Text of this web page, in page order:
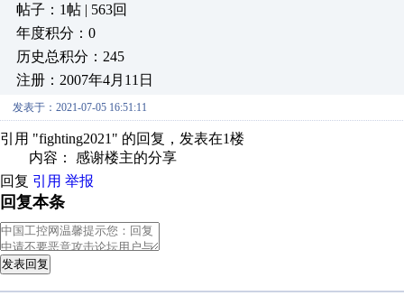
帖子：1帖 | 563回
年度积分：0
历史总积分：245
注册：2007年4月11日
发表于：2021-07-05 16:51:11
引用 "fighting2021" 的回复，发表在1楼
内容： 感谢楼主的分享
回复 引用 举报
回复本条
发表回复